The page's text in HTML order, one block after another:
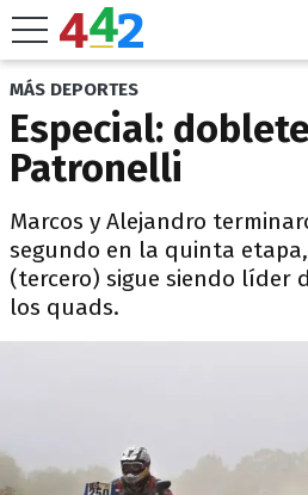
MÁS DEPORTES
Especial:
Patronelli
Marcos y Alejandro
segundo en la quinta
(tercero) sigue siendo líder
los quads.